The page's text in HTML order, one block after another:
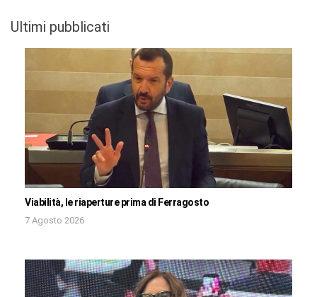
Ultimi pubblicati
Viabilità, le riaperture prima di Ferragosto
7 Agosto 2026